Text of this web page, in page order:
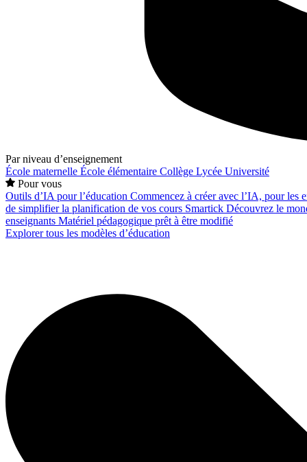
Par niveau d’enseignement
École maternelle École élémentaire Collège Lycée Université
Pour vous
Outils d’IA pour l’éducation Commencez à créer avec l’IA, pour les
de simplifier la planification de vos cours Smartick Découvrez le
enseignants Matériel pédagogique prêt à être modifié
Explorer tous les modèles d’éducation